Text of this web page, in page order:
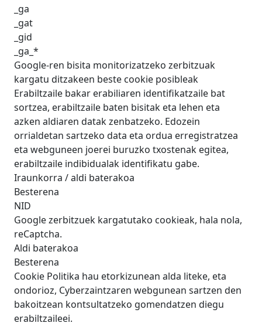
_ga
_gat
_gid
_ga_*
Google-ren bisita monitorizatzeko zerbitzuak
kargatu ditzakeen beste cookie posibleak
Erabiltzaile bakar erabiliaren identifikatzaile bat
sortzea, erabiltzaile baten bisitak eta lehen eta
azken aldiaren datak zenbatzeko. Edozein
orrialdetan sartzeko data eta ordua erregistratzea
eta webguneen joerei buruzko txostenak egitea,
erabiltzaile indibidualak identifikatu gabe.
Iraunkorra / aldi baterakoa
Besterena
NID
Google zerbitzuek kargatutako cookieak, hala nola,
reCaptcha.
Aldi baterakoa
Besterena
Cookie Politika hau etorkizunean alda liteke, eta
ondorioz, Cyberzaintzaren webgunean sartzen den
bakoitzean kontsultatzeko gomendatzen diegu
erabiltzaileei.